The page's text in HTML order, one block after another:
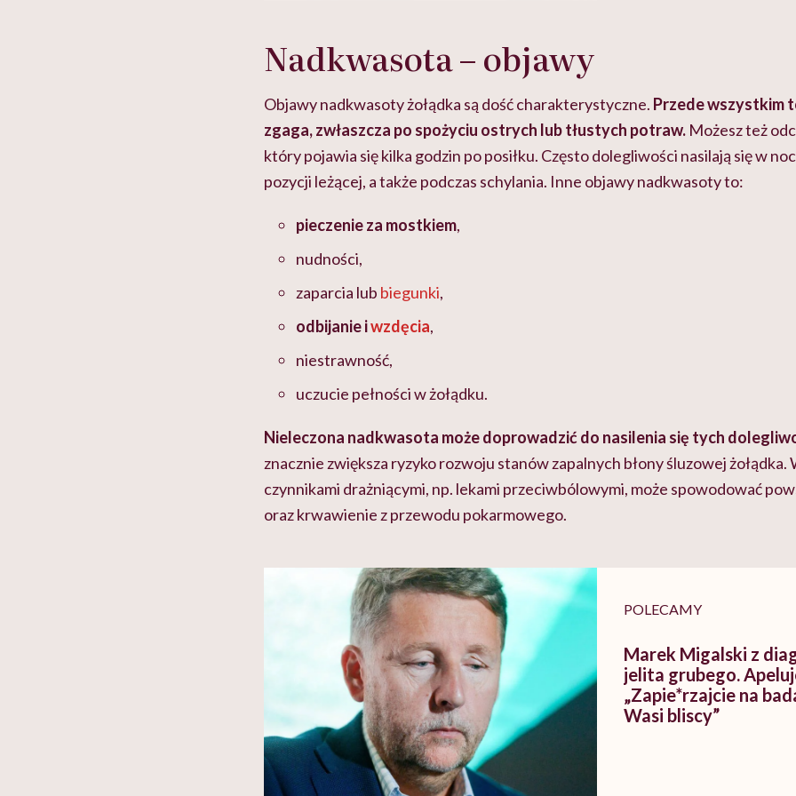
Nadkwasota – objawy
Objawy nadkwasoty żołądka są dość charakterystyczne. Przede wszystkim
zgaga, zwłaszcza po spożyciu ostrych lub tłustych potraw. Możesz też
który pojawia się kilka godzin po posiłku. Często dolegliwości nasilają się w
pozycji leżącej, a także podczas schylania. Inne objawy nadkwasoty to:
pieczenie za mostkiem,
nudności,
zaparcia lub biegunki,
odbijanie iwzdęcia,
niestrawność,
uczucie pełności w żołądku.
Nieleczona nadkwasota może doprowadzić do nasilenia się tych
znacznie zwiększa ryzyko rozwoju stanów zapalnych błony śluzowej żołądka.
czynnikami drażniącymi, np. lekami przeciwbólowymi, może spowodować
oraz krwawienie z przewodu pokarmowego.
POLECAMY
Marek Migalski z
jelita grubego.
„Zapie*rzajcie na
Wasi bliscy”